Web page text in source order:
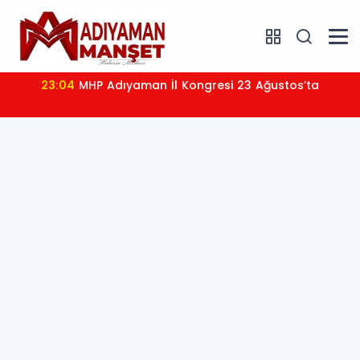
23:04 MHP Adıyaman İl Kongresi 23 Ağustos’ta